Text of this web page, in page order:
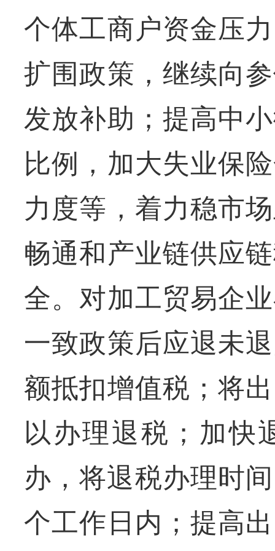
个体工商户资金压
扩围政策，继续向
发放补助；提高中
比例，加大失业保
力度等，着力稳市
畅通和产业链供应
全。对加工贸易企
一致政策后应退未
额抵扣增值税；将
以办理退税；加快
办，将退税办理时
个工作日内；提高